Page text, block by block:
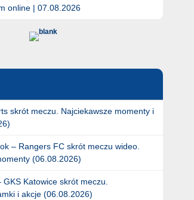
online | 07.08.2026
skrót meczu. Najciekawsze momenty i
– Rangers FC skrót meczu wideo.
(06.08.2026)
GKS Katowice skrót meczu.
i akcje (06.08.2026)